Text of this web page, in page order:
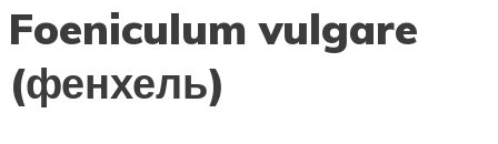
Foeniculum vulgare
(фенхель)